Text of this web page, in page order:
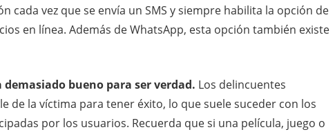
cada vez que se envía un SMS y siempre habilita la opción de
en línea. Además de WhatsApp, esta opción también existe
bueno para ser verdad. Los delincuentes
de la víctima para tener éxito, lo que suele suceder con los
por los usuarios. Recuerda que si una película, juego o